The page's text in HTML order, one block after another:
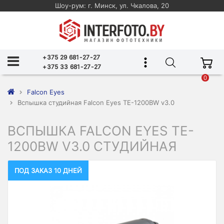
Шоу-рум: г. Минск, ул. Чкалова, 20
+375 29 681-27-27
+375 33 681-27-27
0
Falcon Eyes
Вспышка студийная Falcon Eyes TE-1200BW v3.0
ВСПЫШКА FALCON EYES TE-
1200BW V3.0 СТУДИЙНАЯ
ПОД ЗАКАЗ 10 ДНЕЙ